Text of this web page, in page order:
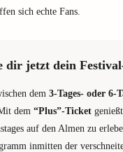
sich echte Fans.
dir jetzt dein
dem 3-Tages- oder 6-
dem “Plus”-Ticket
auf den Almen zu
inmitten der